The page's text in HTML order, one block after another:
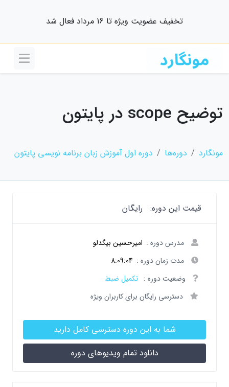
تخفیف عضویت ویژه تا 16 مرداد فعال شد
توضیح scope در پایتون
مونگارد دوره‌ها دوره اول آموزش زبان برنامه نویسی پایتون
قیمت این دوره: رایگان
مدرس دوره : امیرحسین بیگدلو
مدت زمان دوره : 8:09:04
وضعیت دوره : تکمیل ضبط
دسترسی رایگان برای کاربران ویژه
شما به این دوره دسترسی کامل دارید
دانلود تمام ویدیوهای دوره